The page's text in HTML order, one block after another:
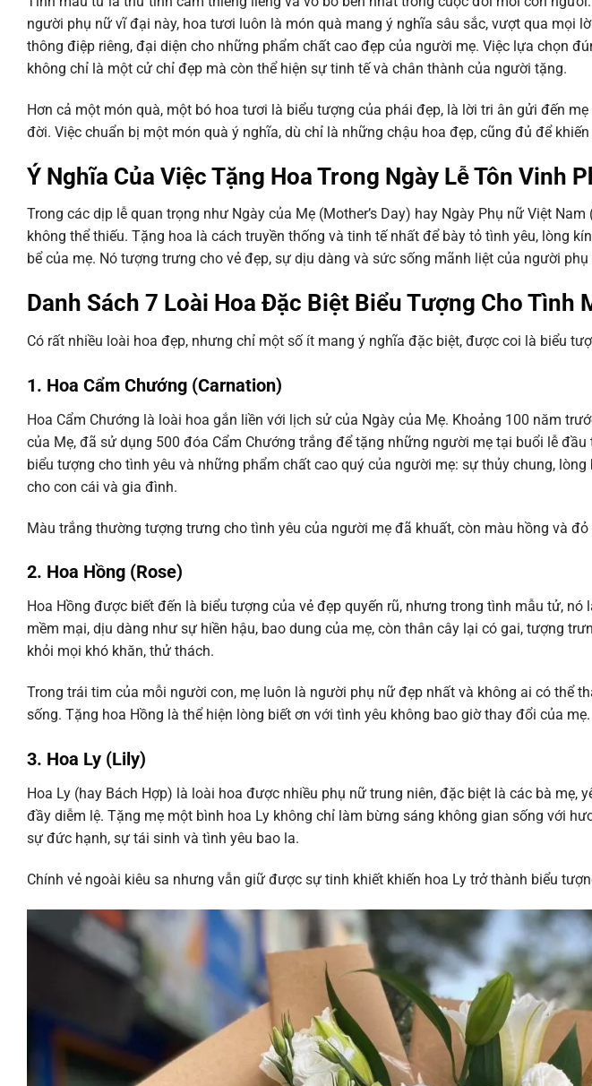
người phụ nữ vĩ đại này, hoa tươi luôn là món quà mang ý nghĩa sâu sắc, vượt qua mọi
thông điệp riêng, đại diện cho những phẩm chất cao đẹp của người mẹ. Việc lựa chọn
không chỉ là một cử chỉ đẹp mà còn thể hiện sự tinh tế và chân thành của người tặng.
Hơn cả một món quà, một bó hoa tươi là biểu tượng của phái đẹp, là lời tri ân gửi đến
đời. Việc chuẩn bị một món quà ý nghĩa, dù chỉ là những chậu hoa đẹp, cũng đủ để
Ý Nghĩa Của Việc Tặng Hoa Trong Ngày Lễ Tôn Vinh
Trong các dịp lễ quan trọng như Ngày của Mẹ (Mother’s Day) hay Ngày Phụ nữ Việt
không thể thiếu. Tặng hoa là cách truyền thống và tinh tế nhất để bày tỏ tình yêu, lòng
bể của mẹ. Nó tượng trưng cho vẻ đẹp, sự dịu dàng và sức sống mãnh liệt của người phụ
Danh Sách 7 Loài Hoa Đặc Biệt Biểu Tượng Cho Tình
Có rất nhiều loài hoa đẹp, nhưng chỉ một số ít mang ý nghĩa đặc biệt, được coi là biểu
1. Hoa Cẩm Chướng (Carnation)
Hoa Cẩm Chướng là loài hoa gắn liền với lịch sử của Ngày của Mẹ. Khoảng 100 năm
của Mẹ, đã sử dụng 500 đóa Cẩm Chướng trắng để tặng những người mẹ tại buổi lễ
biểu tượng cho tình yêu và những phẩm chất cao quý của người mẹ: sự thủy chung,
cho con cái và gia đình.
Màu trắng thường tượng trưng cho tình yêu của người mẹ đã khuất, còn màu hồng và
2. Hoa Hồng (Rose)
Hoa Hồng được biết đến là biểu tượng của vẻ đẹp quyến rũ, nhưng trong tình mẫu tử,
mềm mại, dịu dàng như sự hiền hậu, bao dung của mẹ, còn thân cây lại có gai, tượng
khỏi mọi khó khăn, thử thách.
Trong trái tim của mỗi người con, mẹ luôn là người phụ nữ đẹp nhất và không ai có thể
sống. Tặng hoa Hồng là thể hiện lòng biết ơn với tình yêu không bao giờ thay đổi của mẹ.
3. Hoa Ly (Lily)
Hoa Ly (hay Bách Hợp) là loài hoa được nhiều phụ nữ trung niên, đặc biệt là các bà mẹ,
đầy diễm lệ. Tặng mẹ một bình hoa Ly không chỉ làm bừng sáng không gian sống với
sự đức hạnh, sự tái sinh và tình yêu bao la.
Chính vẻ ngoài kiêu sa nhưng vẫn giữ được sự tinh khiết khiến hoa Ly trở thành biểu